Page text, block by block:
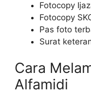
Fotocopy
Fotocopy
Pas foto
Surat
Cara
Alfamidi